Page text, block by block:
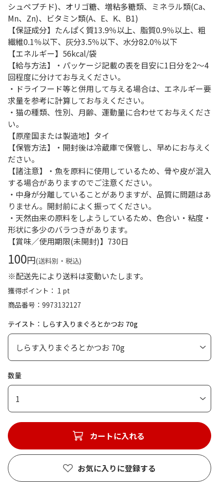
シュペプチド)、オリゴ糖、増粘多糖類、ミネラル類(Ca、
Mn、Zn)、ビタミン類(A、E、K、B1)
【保証成分】たんぱく質13.9％以上、脂質0.9％以上、粗
繊維0.1％以下、灰分3.5％以下、水分82.0％以下
【エネルギー】56kcal/袋
【給与方法】・パッケージ記載の表を目安に1日分を2～4
回程度に分けてお与えください。
・ドライフード等と併用して与える場合は、エネルギー要
求量を参考に計算してお与えください。
・猫の種類、性別、月齢、運動量に合わせてお与えくださ
い。
【原産国または製造地】タイ
【保管方法】・開封後は冷蔵庫で保管し、早めにお与えく
ださい。
【諸注意】・魚を原料に使用しているため、骨や皮が混入
する場合がありますのでご注意ください。
・中身が分離していることがありますが、品質に問題はあ
りません。開封前によく振ってください。
・天然由来の原料をしようしているため、色合い・粘度・
形状に多少のバラつきがあります。
【賞味／使用期限(未開封)】730日
100円(送料別・税込)
※配送先により送料は変動いたします。
獲得ポイント： 1 pt
商品番号
9973132127
テイスト：しらす入りまぐろとかつお 70g
数量
1
カートに入れる
お気に入りに登録する